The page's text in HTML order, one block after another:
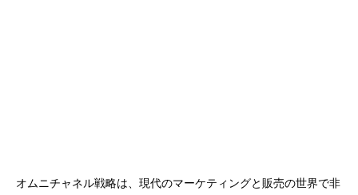
オムニチャネル戦略は、現代のマーケティングと販売の世界で非